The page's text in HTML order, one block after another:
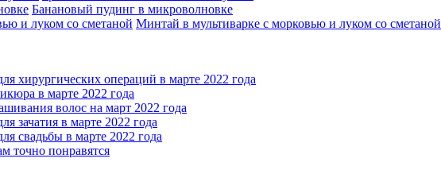
Банановый пудинг в микроволновке
Минтай в мультиварке с морковью и луком со сметаной
хирургических операций в марте 2022 года
в марте 2022 года
волос на март 2022 года
зачатия в марте 2022 года
свадьбы в марте 2022 года
точно понравятся